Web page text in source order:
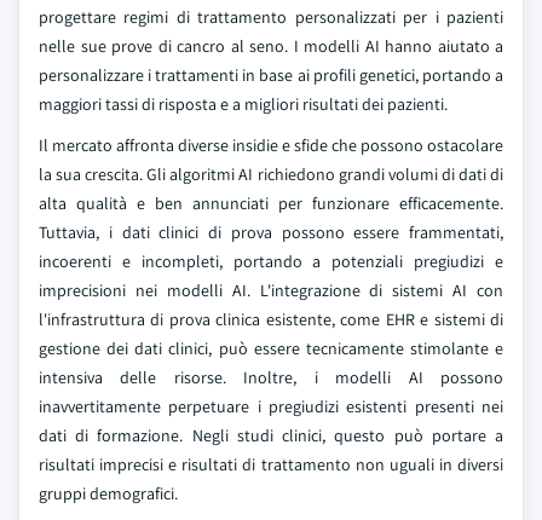
progettare regimi di trattamento personalizzati per i pazienti
nelle sue prove di cancro al seno. I modelli AI hanno aiutato a
personalizzare i trattamenti in base ai profili genetici, portando a
maggiori tassi di risposta e a migliori risultati dei pazienti.
Il mercato affronta diverse insidie e sfide che possono ostacolare
la sua crescita. Gli algoritmi AI richiedono grandi volumi di dati di
alta qualità e ben annunciati per funzionare efficacemente.
Tuttavia, i dati clinici di prova possono essere frammentati,
incoerenti e incompleti, portando a potenziali pregiudizi e
imprecisioni nei modelli AI. L'integrazione di sistemi AI con
l'infrastruttura di prova clinica esistente, come EHR e sistemi di
gestione dei dati clinici, può essere tecnicamente stimolante e
intensiva delle risorse. Inoltre, i modelli AI possono
inavvertitamente perpetuare i pregiudizi esistenti presenti nei
dati di formazione. Negli studi clinici, questo può portare a
risultati imprecisi e risultati di trattamento non uguali in diversi
gruppi demografici.